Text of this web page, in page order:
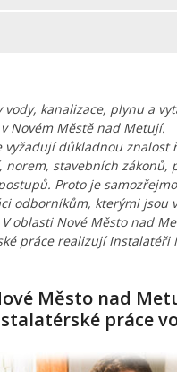
vody, kanalizace, plynu a
Novém Městě nad Metují.
vyžadují důkladnou znalost
norem, stavebních zákonů,
Proto je
odborníkům, kterými jsou
oblasti Nové Město nad
práce realizují Instalatéři
Město nad
práce